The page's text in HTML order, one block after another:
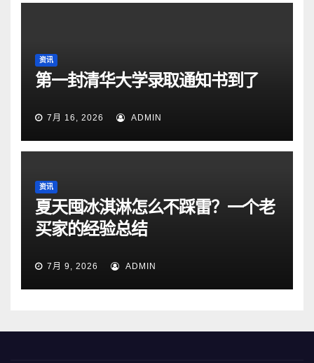
资讯
第一封清华大学录取通知书到了
7月 16, 2026 ADMIN
资讯
夏天囤冰淇淋怎么不踩雷？一个老
买家的经验总结
7月 9, 2026 ADMIN